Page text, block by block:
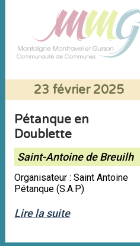
23 février 2025
Pétanque en
Doublette
Saint-Antoine de Breuilh
Organisateur : Saint Antoine
Pétanque (S.A.P)
Lire la suite